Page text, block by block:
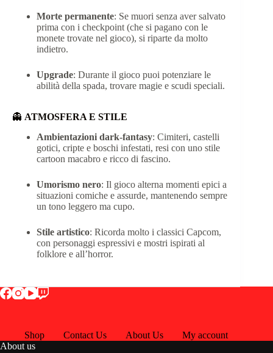
Morte permanente: Se muori senza aver salvato
prima con i checkpoint (che si pagano con le
monete trovate nel gioco), si riparte da molto
indietro.
Upgrade: Durante il gioco puoi potenziare le
abilità della spada, trovare magie e scudi speciali.
👻 ATMOSFERA E STILE
Ambientazioni dark-fantasy: Cimiteri, castelli
gotici, cripte e boschi infestati, resi con uno stile
cartoon macabro e ricco di fascino.
Umorismo nero: Il gioco alterna momenti epici a
situazioni comiche e assurde, mantenendo sempre
un tono leggero ma cupo.
Stile artistico: Ricorda molto i classici Capcom,
con personaggi espressivi e mostri ispirati al
folklore e all’horror.
Shop Contact Us About Us
My account
About us